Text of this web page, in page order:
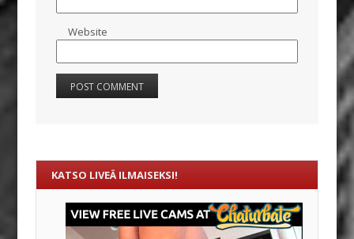
Website
KATSO LIVEÄ ILMAISEKSI!